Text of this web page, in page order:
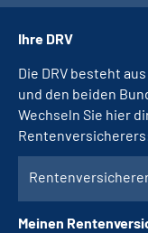
Ihre DRV
Die DRV besteht
und den beiden
Wechseln Sie hier
Meinen